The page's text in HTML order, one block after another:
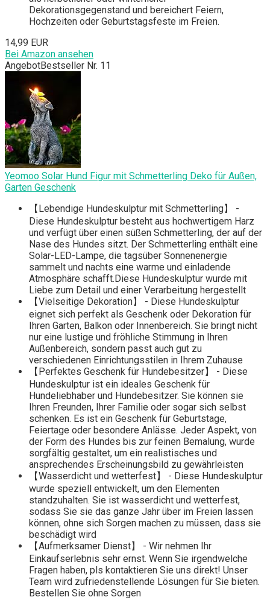
Dekorationsgegenstand und bereichert Feiern,
Hochzeiten oder Geburtstagsfeste im Freien.
14,99 EUR
Bei Amazon ansehen
AngebotBestseller Nr. 11
Yeomoo Solar Hund Figur mit Schmetterling Deko für Außen,
Garten Geschenk
【Lebendige Hundeskulptur mit Schmetterling】 -
Diese Hundeskulptur besteht aus hochwertigem Harz
und verfügt über einen süßen Schmetterling, der auf der
Nase des Hundes sitzt. Der Schmetterling enthält eine
Solar-LED-Lampe, die tagsüber Sonnenenergie
sammelt und nachts eine warme und einladende
Atmosphäre schafft.Diese Hundeskulptur wurde mit
Liebe zum Detail und einer Verarbeitung hergestellt
【Vielseitige Dekoration】 - Diese Hundeskulptur
eignet sich perfekt als Geschenk oder Dekoration für
Ihren Garten, Balkon oder Innenbereich. Sie bringt nicht
nur eine lustige und fröhliche Stimmung in Ihren
Außenbereich, sondern passt auch gut zu
verschiedenen Einrichtungsstilen in Ihrem Zuhause
【Perfektes Geschenk für Hundebesitzer】 - Diese
Hundeskulptur ist ein ideales Geschenk für
Hundeliebhaber und Hundebesitzer. Sie können sie
Ihren Freunden, Ihrer Familie oder sogar sich selbst
schenken. Es ist ein Geschenk für Geburtstage,
Feiertage oder besondere Anlässe. Jeder Aspekt, von
der Form des Hundes bis zur feinen Bemalung, wurde
sorgfältig gestaltet, um ein realistisches und
ansprechendes Erscheinungsbild zu gewährleisten
【Wasserdicht und wetterfest】 - Diese Hundeskulptur
wurde speziell entwickelt, um den Elementen
standzuhalten. Sie ist wasserdicht und wetterfest,
sodass Sie sie das ganze Jahr über im Freien lassen
können, ohne sich Sorgen machen zu müssen, dass sie
beschädigt wird
【Aufmerksamer Dienst】 - Wir nehmen Ihr
Einkaufserlebnis sehr ernst. Wenn Sie irgendwelche
Fragen haben, pls kontaktieren Sie uns direkt! Unser
Team wird zufriedenstellende Lösungen für Sie bieten.
Bestellen Sie ohne Sorgen